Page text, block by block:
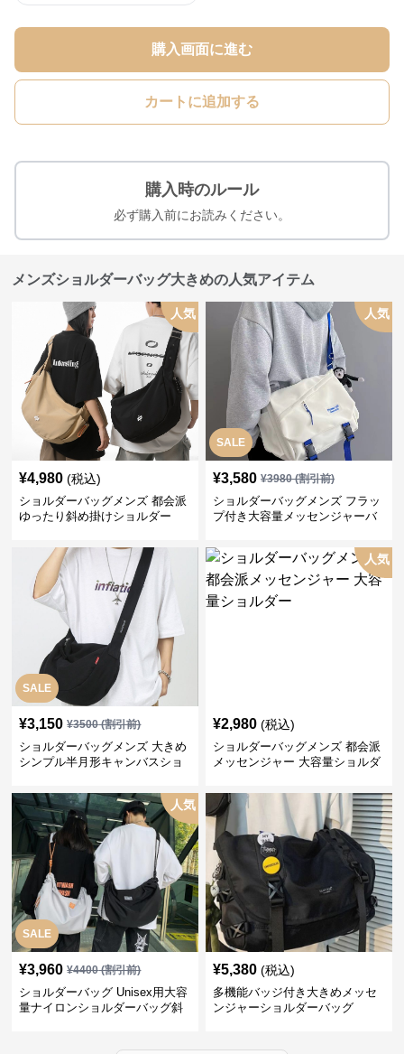
購入画面に進む
カートに追加する
購入時のルール
必ず購入前にお読みください。
メンズショルダーバッグ大きめの人気アイテム
人気
¥4,980 (税込)
ショルダーバッグメンズ 都会派
ゆったり斜め掛けショルダー
SALE
人気
¥3,580 ¥3980(割引前)
ショルダーバッグメンズ フラッ
プ付き大容量メッセンジャーバ
SALE
¥3,150 ¥3500(割引前)
ショルダーバッグメンズ 大きめ
シンプル半月形キャンバスショ
人気
¥2,980 (税込)
ショルダーバッグメンズ 都会派
メッセンジャー 大容量ショルダ
SALE
人気
¥3,960 ¥4400(割引前)
ショルダーバッグ Unisex用大容
量ナイロンショルダーバッグ斜
¥5,380 (税込)
多機能バッジ付き大きめメッセ
ンジャーショルダーバッグ